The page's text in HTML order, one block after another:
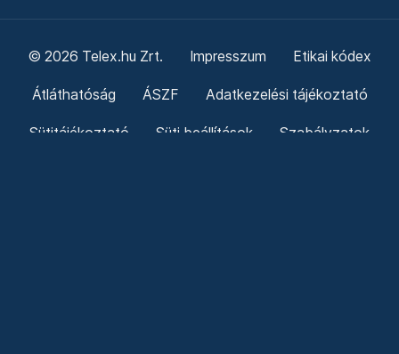
© 2026 Telex.hu Zrt. Impresszum Etikai kódex
Átláthatóság ÁSZF Adatkezelési tájékoztató
Sütitájékoztató Süti beállítások Szabályzatok